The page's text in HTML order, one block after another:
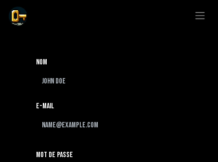
Se rendre au contenu
Nom
E-mail
Mot de passe